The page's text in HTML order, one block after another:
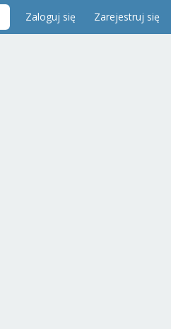
Zaloguj się Zarejestruj się